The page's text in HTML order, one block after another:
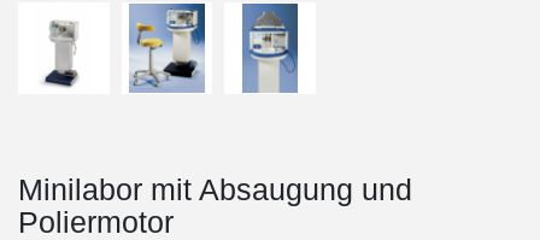
Minilabor mit Absaugung und
Poliermotor